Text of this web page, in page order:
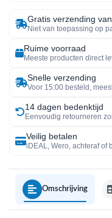
Gratis verzending
Niet van toepassing op
Ruime voorraad
Meeste producten direct
Snelle verzending
Voor 15:00 besteld,
14 dagen bedenktijd
Eenvoudig retourneren
Veilig betalen
iDEAL, Wero, achteraf of
Omschrijving